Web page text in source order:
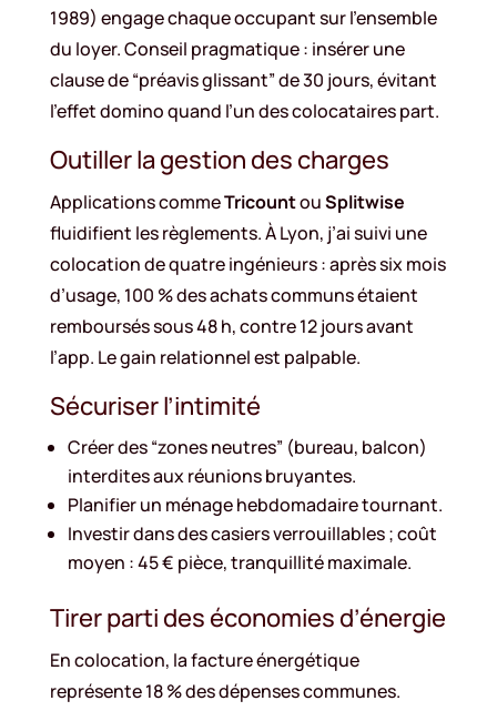
1989) engage chaque occupant sur l’ensemble
du loyer. Conseil pragmatique : insérer une
clause de “préavis glissant” de 30 jours, évitant
l’effet domino quand l’un des colocataires part.
Outiller la gestion des charges
Applications commeTricountouSplitwise
fluidifient les règlements. À Lyon, j’ai suivi une
colocation de quatre ingénieurs : après six mois
d’usage, 100 % des achats communs étaient
remboursés sous 48 h, contre 12 jours avant
l’app. Le gain relationnel est palpable.
Sécuriser l’intimité
Créer des “zones neutres” (bureau, balcon)
interdites aux réunions bruyantes.
Planifier un ménage hebdomadaire tournant.
Investir dans des casiers verrouillables ; coût
moyen : 45 € pièce, tranquillité maximale.
Tirer parti des économies d’énergie
En colocation, la facture énergétique
représente 18 % des dépenses communes.